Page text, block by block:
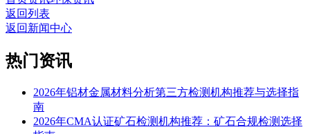
返回列表
返回新闻中心
热门资讯
2026年铝材金属材料分析第三方检测机构推荐与选择指
南
2026年CMA认证矿石检测机构推荐：矿石合规检测选择